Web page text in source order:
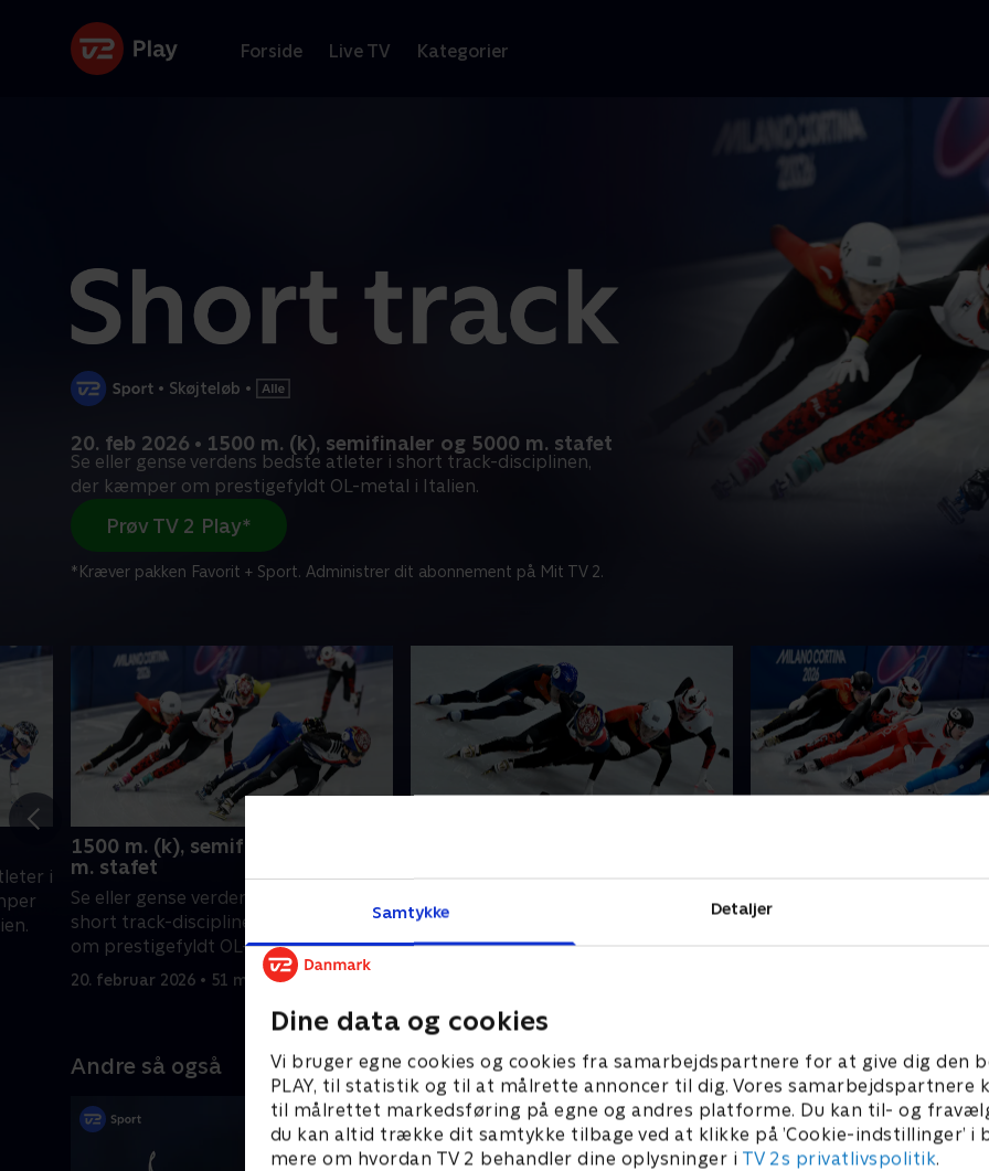
Samtykke Detaljer
Dine data og cookies
Vi bruger egne cookies og cookies fra samarbejdspartnere for at give dig den
PLAY, til statistik og til at målrette annoncer til dig. Vores samarbejdspartnere
til målrettet markedsføring på egne og andres platforme. Du kan til- og
du kan altid trække dit samtykke tilbage ved at klikke på ’Cookie-indstillinger’ i
mere om hvordan TV 2 behandler dine oplysninger i TV 2s privatlivspolitik.
Forside Live TV Kategorier
• Skøjteløb •
20. feb 2026 • 1500 m. (k), semifinaler og 5000 m. stafet
Se eller gense verdens bedste atleter i short track-disciplinen,
der kæmper om prestigefyldt OL-metal i Italien.
Prøv TV 2 Play*
*Kræver pakken Favorit + Sport. Administrer dit abonnement på Mit TV 2.
i
1500 m. (k), semifinaler og 5000
m. stafet
Se eller gense verdens bedste atleter i
short track-disciplinen, der kæmper
om prestigefyldt OL-metal i Italien.
20. februar 2026 • 51 min
Se eller gense verdens bedste atleter i
short track-disciplinen, der kæmper
om prestigefyldt OL-metal i Italien.
intensiteten højere, når
Andre så også